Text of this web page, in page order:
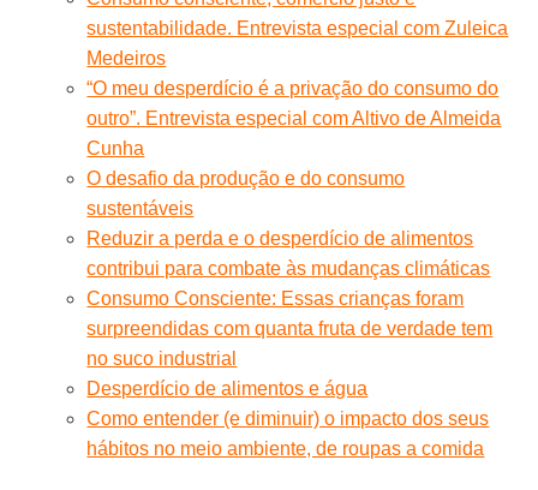
sustentabilidade. Entrevista especial com Zuleica
Medeiros
“O meu desperdício é a privação do consumo do
outro”. Entrevista especial com Altivo de Almeida
Cunha
O desafio da produção e do consumo
sustentáveis
Reduzir a perda e o desperdício de alimentos
contribui para combate às mudanças climáticas
Consumo Consciente: Essas crianças foram
surpreendidas com quanta fruta de verdade tem
no suco industrial
Desperdício de alimentos e água
Como entender (e diminuir) o impacto dos seus
hábitos no meio ambiente, de roupas a comida